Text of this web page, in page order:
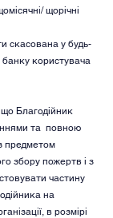
щорічні
скасована у будь-
користувача
Благодійник
та повною
предметом
збору пожертв і з
частину
на
в розмірі